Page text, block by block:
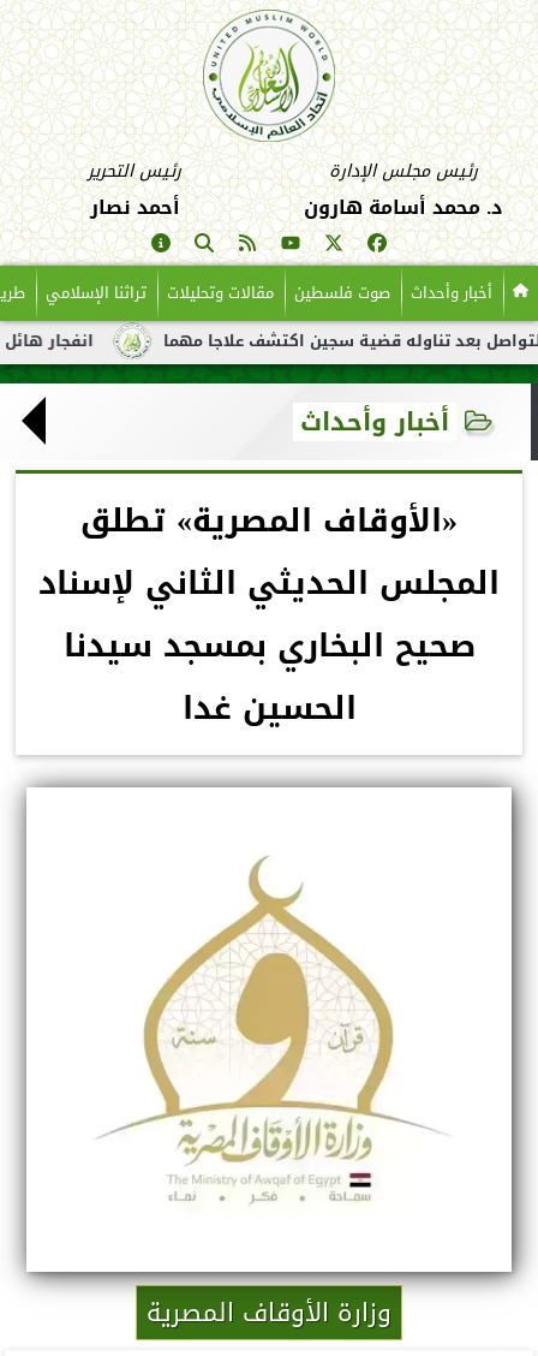
رئيس مجلس الإدارة
د. محمد أسامة هارون
رئيس التحرير
أحمد نصار
أخبار وأحداث صوت فلسطين مقالات وتحليلات تراثنا الإسلامي
انفجار هائل لناقلة نفط تناوله قضية سجين اكتشف علاجا مهما
أخبار وأحداث
«الأوقاف المصرية» تطلق
المجلس الحديثي الثاني لإسناد
صحيح البخاري بمسجد سيدنا
الحسين غدا
وزارة الأوقاف المصرية